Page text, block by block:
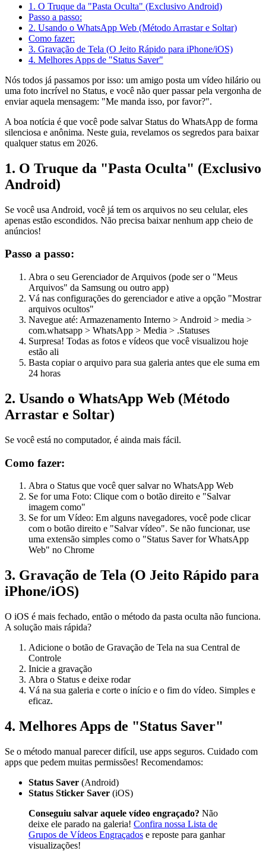
1. O Truque da "Pasta Oculta" (Exclusivo Android)
Passo a passo:
2. Usando o WhatsApp Web (Método Arrastar e Soltar)
Como fazer:
3. Gravação de Tela (O Jeito Rápido para iPhone/iOS)
4. Melhores Apps de "Status Saver"
Nós todos já passamos por isso: um amigo posta um vídeo hilário ou
uma foto incrível no Status, e você não quer passar pela vergonha de
enviar aquela mensagem: "Me manda isso, por favor?".
A boa notícia é que você pode salvar Status do WhatsApp de forma
silenciosa e anônima. Neste guia, revelamos os segredos para baixar
qualquer status em 2026.
1. O Truque da "Pasta Oculta" (Exclusivo
Android)
Se você usa Android, você já tem os arquivos no seu celular, eles
apenas estão escondidos. Não precisa baixar nenhum app cheio de
anúncios!
Passo a passo:
Abra o seu Gerenciador de Arquivos (pode ser o "Meus
Arquivos" da Samsung ou outro app)
Vá nas configurações do gerenciador e ative a opção "Mostrar
arquivos ocultos"
Navegue até: Armazenamento Interno > Android > media >
com.whatsapp > WhatsApp > Media > .Statuses
Surpresa! Todas as fotos e vídeos que você visualizou hoje
estão ali
Basta copiar o arquivo para sua galeria antes que ele suma em
24 horas
2. Usando o WhatsApp Web (Método
Arrastar e Soltar)
Se você está no computador, é ainda mais fácil.
Como fazer:
Abra o Status que você quer salvar no WhatsApp Web
Se for uma Foto: Clique com o botão direito e "Salvar
imagem como"
Se for um Vídeo: Em alguns navegadores, você pode clicar
com o botão direito e "Salvar vídeo". Se não funcionar, use
uma extensão simples como o "Status Saver for WhatsApp
Web" no Chrome
3. Gravação de Tela (O Jeito Rápido para
iPhone/iOS)
O iOS é mais fechado, então o método da pasta oculta não funciona.
A solução mais rápida?
Adicione o botão de Gravação de Tela na sua Central de
Controle
Inicie a gravação
Abra o Status e deixe rodar
Vá na sua galeria e corte o início e o fim do vídeo. Simples e
eficaz.
4. Melhores Apps de "Status Saver"
Se o método manual parecer difícil, use apps seguros. Cuidado com
apps que pedem muitas permissões! Recomendamos:
Status Saver (Android)
Status Sticker Saver (iOS)
Conseguiu salvar aquele vídeo engraçado? Não
deixe ele parado na galeria! Confira nossa Lista de
Grupos de Vídeos Engraçados e reposte para ganhar
visualizações!